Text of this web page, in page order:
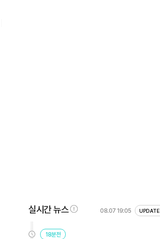
실시간 뉴스 08.07 19:05 UPDATE
18분전